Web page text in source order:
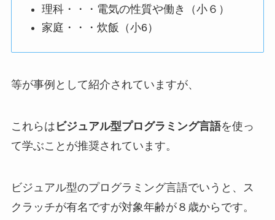
理科・・・電気の性質や働き（小６）
家庭・・・炊飯（小6）
等が事例として紹介されていますが、
これらは ビジュアル型プログラミング言語を使っ
て学ぶことが推奨されています。
ビジュアル型のプログラミング言語でいうと、ス
クラッチが有名ですが対象年齢が８歳からです。